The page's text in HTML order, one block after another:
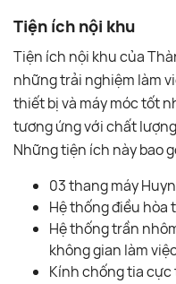
Tiện ích nội khu
Tiện ích nội khu của
những trải nghiệm làm
thiết bị và máy móc tốt
tương ứng với chất
Những tiện ích này bao
03 thang máy
Hệ thống điều hòa
Hệ thống trần
không gian làm
Kính chống tia cực